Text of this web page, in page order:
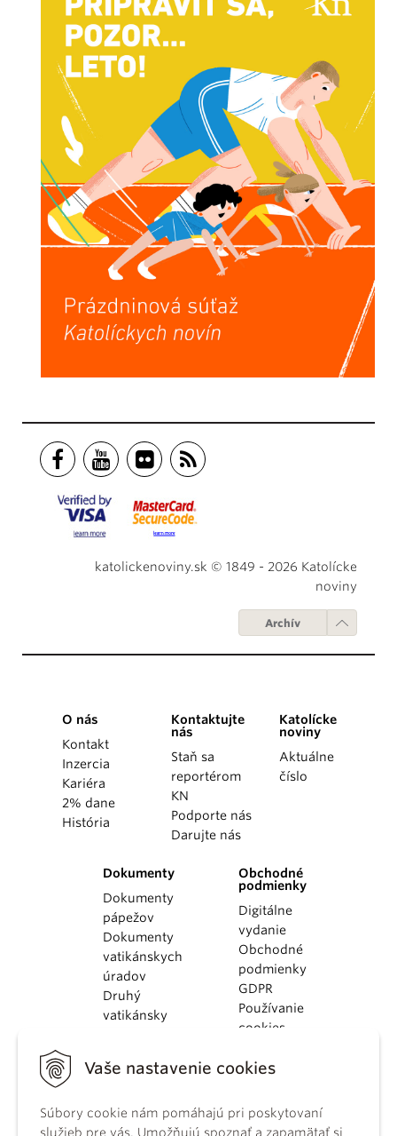
Vaše nastavenie cookies
Súbory cookie nám pomáhajú pri poskytovaní
služieb pre vás. Umožňujú spoznať a zapamätať si
katolickenoviny.sk © 1849 - 2026 Katolícke
noviny
Archív
O nás
Kontakt
Inzercia
Kariéra
2% dane
História
Kontaktujte
nás
Staň sa
reportérom
KN
Podporte nás
Darujte nás
Katolícke
noviny
Aktuálne
číslo
Dokumenty
Dokumenty
pápežov
Dokumenty
vatikánskych
úradov
Druhý
vatikánsky
KBS
kánonického
práva
Obchodné
podmienky
Digitálne
vydanie
Obchodné
podmienky
GDPR
Používanie
cookies